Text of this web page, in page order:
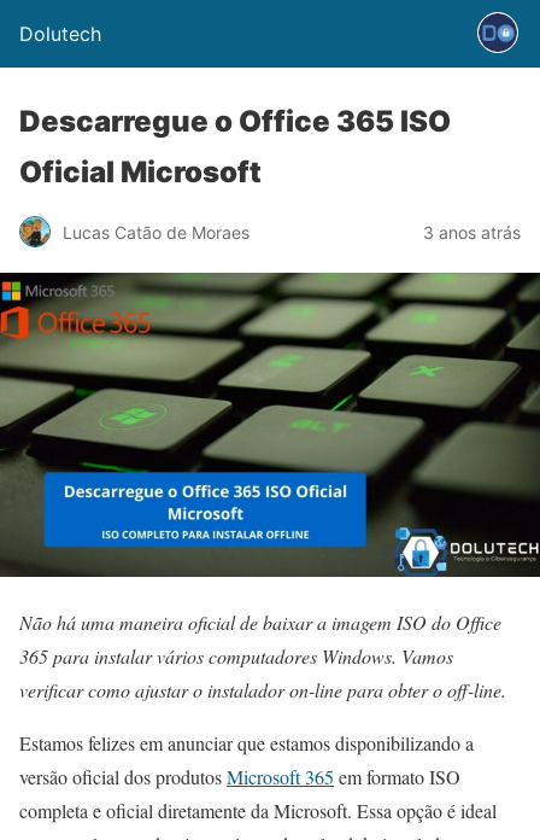
Dolutech
Descarregue o Office 365 ISO
Oficial Microsoft
Lucas Catão de Moraes 3 anos atrás
Não há uma maneira oficial de baixar a imagem ISO do Office
365 para instalar vários computadores Windows. Vamos
verificar como ajustar o instalador on-line para obter o off-line.
Estamos felizes em anunciar que estamos disponibilizando a
versão oficial dos produtosMicrosoft 365 em formato ISO
completa e oficial diretamente da Microsoft. Essa opção é ideal